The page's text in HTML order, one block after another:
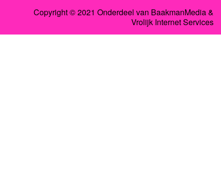
Copyright © 2021 Onderdeel van BaakmanMedia&
Vrolijk Internet Services